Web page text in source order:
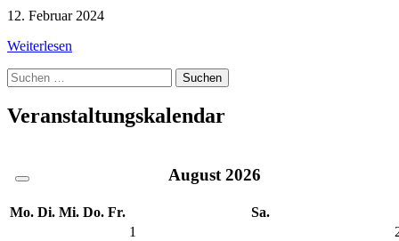
12. Februar 2024
Weiterlesen
Suche
nach:
Veranstaltungskalendar
August 2026
Mo. Di. Mi. Do. Fr.
Sa.
1